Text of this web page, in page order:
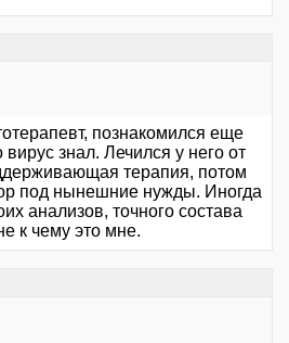
познакомился еще
вирус знал. Лечился у него от
терапия, потом
под нынешние нужды. Иногда
анализов, точного состава
к чему это мне.